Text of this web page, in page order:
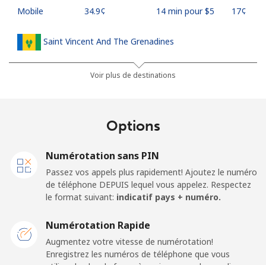
Mobile ⁦34.9¢⁩ 14 min pour ⁦$5⁩ ⁦17¢⁩
Saint Vincent And The Grenadines
⁦30.5¢⁩ 16 min pour ⁦$5⁩
Ligne fixe
⁦133.9¢⁩ 3 min pour ⁦$5⁩
San Marino
Ligne fixe ⁦24.5¢⁩ 20 min pour ⁦$5⁩
Voir plus de destinations
Options
Numérotation sans PIN
Passez vos appels plus rapidement! Ajoutez le numéro
de téléphone DEPUIS lequel vous appelez. Respectez
le format suivant: indicatif pays + numéro.
Numérotation Rapide
Augmentez votre vitesse de numérotation!
Enregistrez les numéros de téléphone que vous